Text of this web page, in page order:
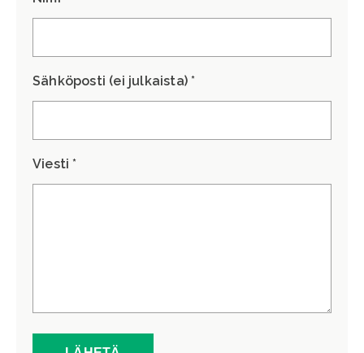
Sähköposti (ei julkaista) *
Viesti *